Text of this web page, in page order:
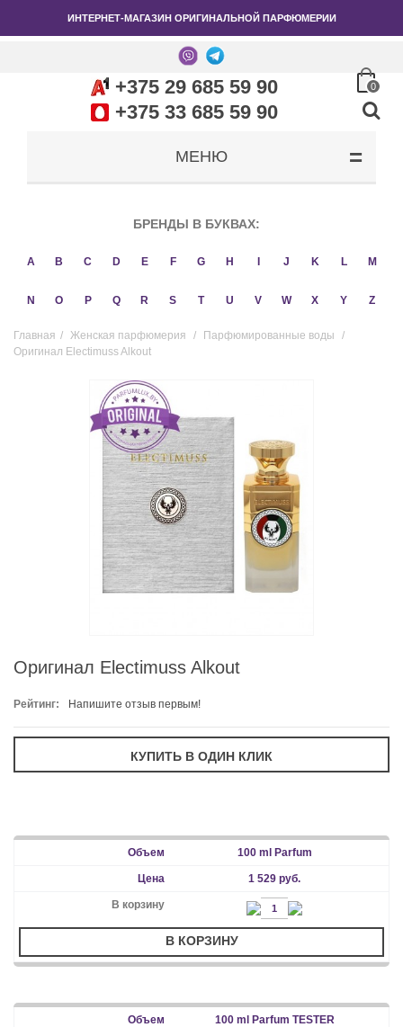
ИНТЕРНЕТ-МАГАЗИН ОРИГИНАЛЬНОЙ ПАРФЮМЕРИИ
+375 29 685 59 90
+375 33 685 59 90
0
МЕНЮ
БРЕНДЫ В БУКВАХ:
A B C D E F G H J K L M
N O P Q R S T U V W X Y Z
Главная / Женская парфюмерия / Парфюмированные воды
/
Оригинал Electimuss Alkout
Оригинал Electimuss Alkout
Рейтинг: Напишите отзыв первым!
100 ml Parfum
1 529 руб.
В КОРЗИНУ
100 ml Parfum TESTER